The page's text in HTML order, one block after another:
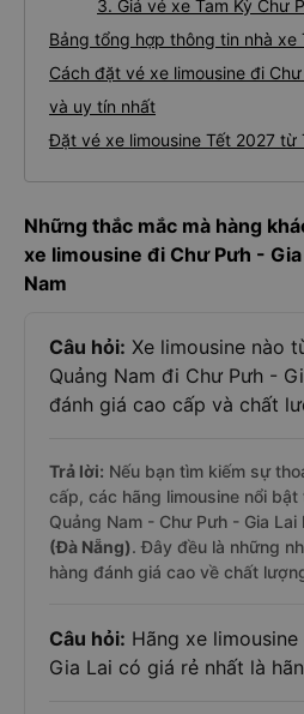
3. Giá vé xe Tam Kỳ Chư
Bảng tổng hợp thông tin nhà xe
Cách đặt vé xe limousine đi
và uy tín nhất
Đặt vé xe limousine Tết 2027 từ
Những thắc mắc mà hàng
xe limousine đi Chư Pưh -
Nam
Câu hỏi: Xe limousine nào
Quảng Nam đi Chư Pưh -
đánh giá cao cấp và chất
Trả lời: Nếu bạn tìm kiếm sự
cấp, các hãng limousine nổi bật
Quảng Nam - Chư Pưh - Gia Lai
(Đà Nẵng). Đây đều là những
hàng đánh giá cao về chất
Câu hỏi: Hãng xe
Gia Lai có giá rẻ nhất là